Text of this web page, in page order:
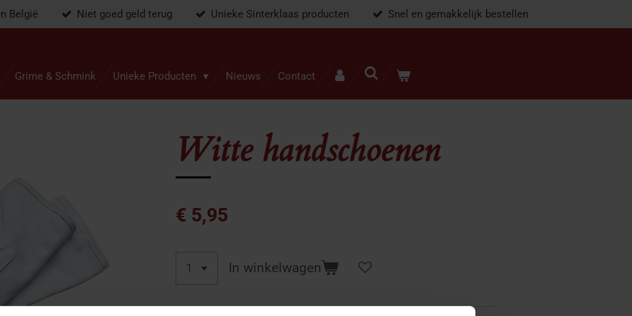
België Niet goed geld terug Unieke Sinterklaas producten Snel en gemakkelijk bestellen
Grime & Schmink Unieke Producten Nieuws Contact
Witte handschoenen
€ 5,95
In winkelwagen